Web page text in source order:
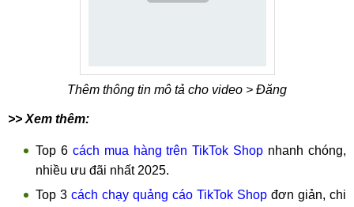
Thêm thông tin mô tả cho video > Đăng
>> Xem thêm:
Top 6 cách mua hàng trên TikTok Shop nhanh chóng,
nhiều ưu đãi nhất 2025.
Top 3 cách chạy quảng cáo TikTok Shop đơn giản, chi